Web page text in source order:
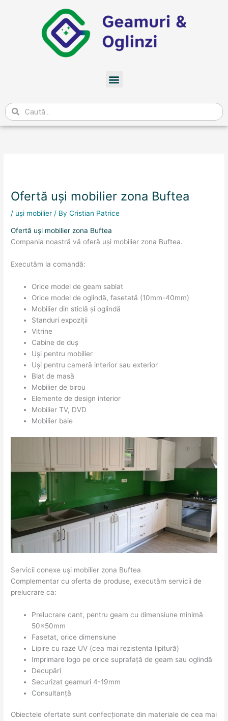
Meniu
Caută
Ofertă uși mobilier zona Buftea
/ uși mobilier / ByCristian Patrice
Ofertă uși mobilier zona Buftea
Compania noastră vă oferă uși mobilier zona Buftea.
Executăm la comandă:
Orice model de geam sablat
Orice model de oglindă, fasetată (10mm-40mm)
Mobilier din sticlă și oglindă
Standuri expoziții
Vitrine
Cabine de duș
Uși pentru mobilier
Uși pentru cameră interior sau exterior
Blat de masă
Mobilier de birou
Elemente de design interior
Mobilier TV, DVD
Mobilier baie
Servicii conexe uși mobilier zona Buftea
Complementar cu oferta de produse, executăm servicii de
prelucrare ca:
Prelucrare cant, pentru geam cu dimensiune minimă
50x50mm
Fasetat, orice dimensiune
Lipire cu raze UV (cea mai rezistenta lipitură)
Imprimare logo pe orice suprafață de geam sau oglindă
Decupări
Securizat geamuri 4-19mm
Consultanță
Obiectele ofertate sunt confecționate din materiale de cea mai